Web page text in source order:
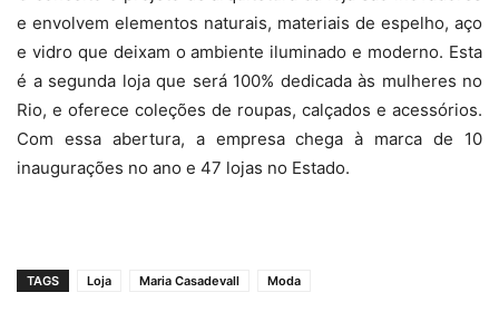
e envolvem elementos naturais, materiais de espelho, aço
e vidro que deixam o ambiente iluminado e moderno. Esta
é a segunda loja que será 100% dedicada às mulheres no
Rio, e oferece coleções de roupas, calçados e acessórios.
Com essa abertura, a empresa chega à marca de 10
inaugurações no ano e 47 lojas no Estado.
TAGS Loja Maria Casadevall Moda